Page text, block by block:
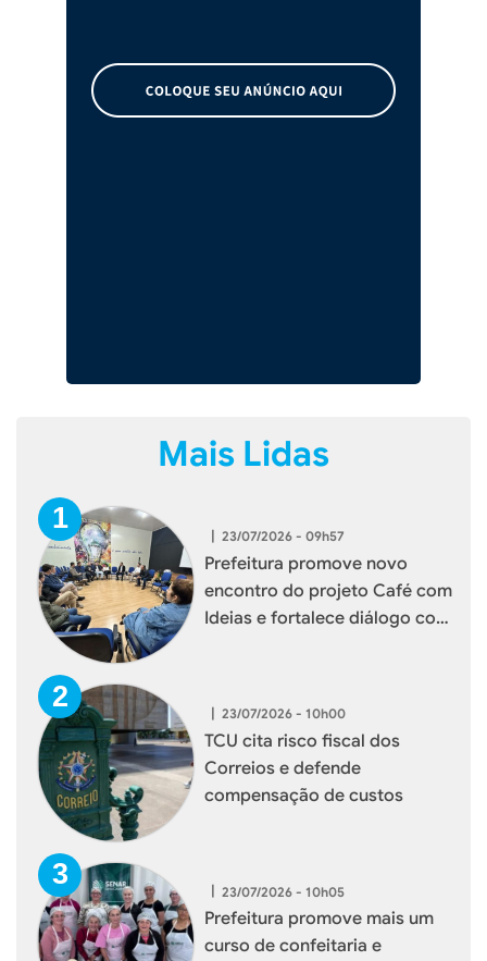
Mais Lidas
| 23/07/2026 - 09h57
Prefeitura promove novo
encontro do projeto Café com
Ideias e fortalece diálogo com
| 23/07/2026 - 10h00
TCU cita risco fiscal dos
Correios e defende
compensação de custos
| 23/07/2026 - 10h05
Prefeitura promove mais um
curso de confeitaria e